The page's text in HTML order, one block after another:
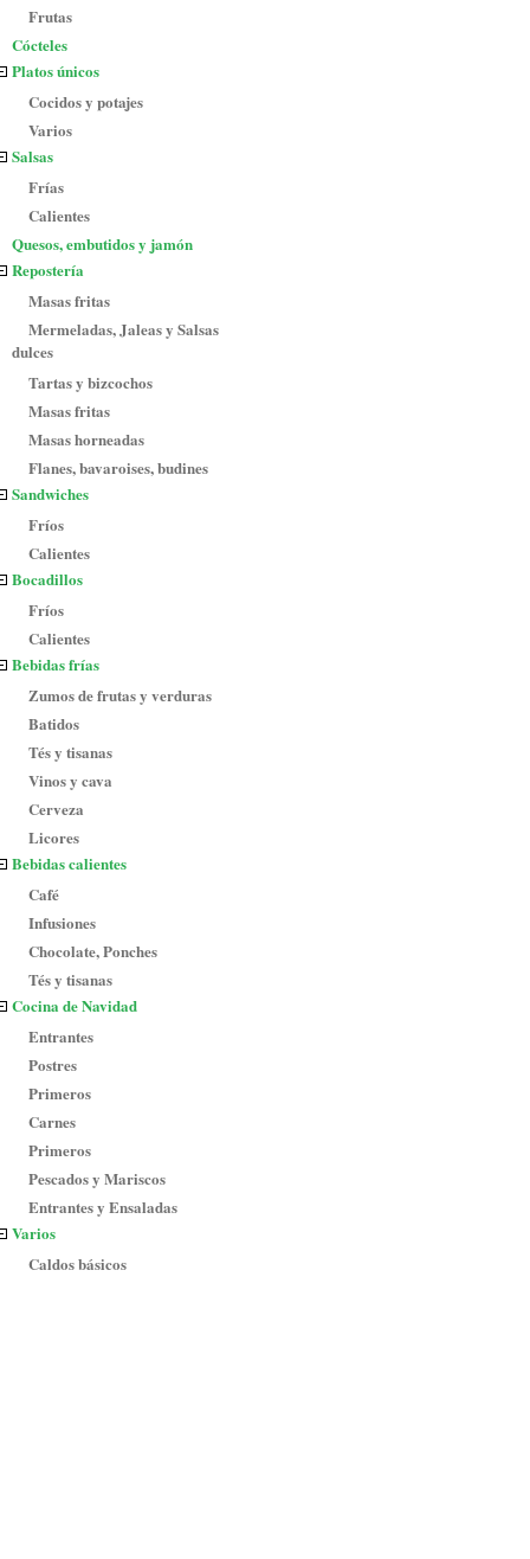
Frutas
Cócteles
Platos únicos
Cocidos y potajes
Varios
Salsas
Frías
Calientes
Quesos, embutidos y jamón
Repostería
Masas fritas
Mermeladas, Jaleas y Salsas
dulces
Tartas y bizcochos
Masas fritas
Masas horneadas
Flanes, bavaroises, budines
Sandwiches
Fríos
Calientes
Bocadillos
Fríos
Calientes
Bebidas frías
Zumos de frutas y verduras
Batidos
Tés y tisanas
Vinos y cava
Cerveza
Licores
Bebidas calientes
Café
Infusiones
Chocolate, Ponches
Tés y tisanas
Cocina de Navidad
Entrantes
Postres
Primeros
Carnes
Primeros
Pescados y Mariscos
Entrantes y Ensaladas
Varios
Caldos básicos